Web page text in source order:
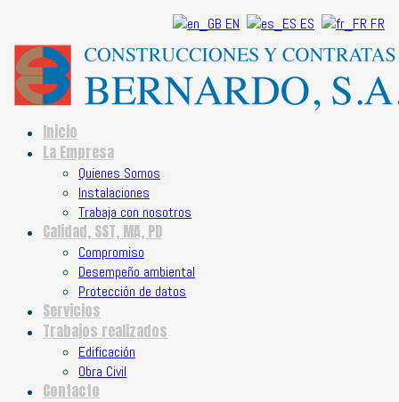
EN ES FR
Inicio
La Empresa
Quienes Somos
Instalaciones
Trabaja con nosotros
Calidad, SST, MA, PD
Compromiso
Desempeño ambiental
Protección de datos
Servicios
Trabajos realizados
Edificación
Obra Civil
Contacto